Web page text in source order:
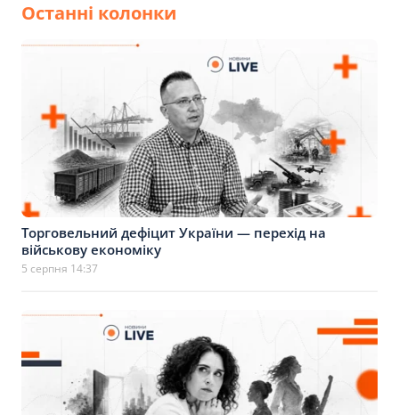
Останні колонки
Торговельний дефіцит України — перехід на
військову економіку
5 серпня 14:37